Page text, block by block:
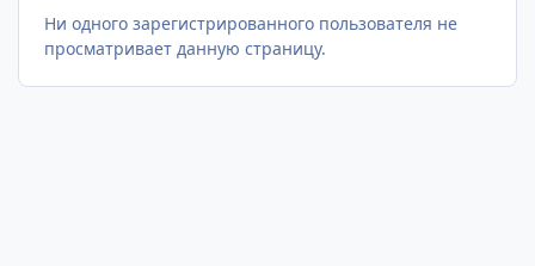
Ни одного зарегистрированного пользователя не
просматривает данную страницу.